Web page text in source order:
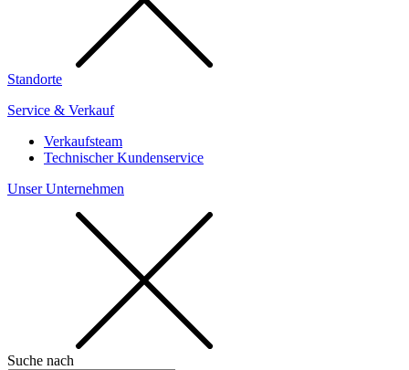
Standorte
Service & Verkauf
Verkaufsteam
Technischer Kundenservice
Unser Unternehmen
Suche nach